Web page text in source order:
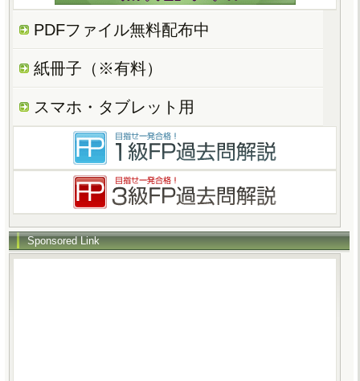
PDFファイル無料配布中
紙冊子（※有料）
スマホ・タブレット用
Sponsored Link